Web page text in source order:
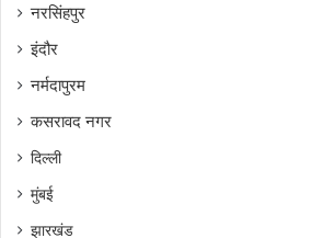
नरसिंहपुर
इंदौर
नर्मदापुरम
कसरावद नगर
दिल्ली
मुंबई
झारखंड